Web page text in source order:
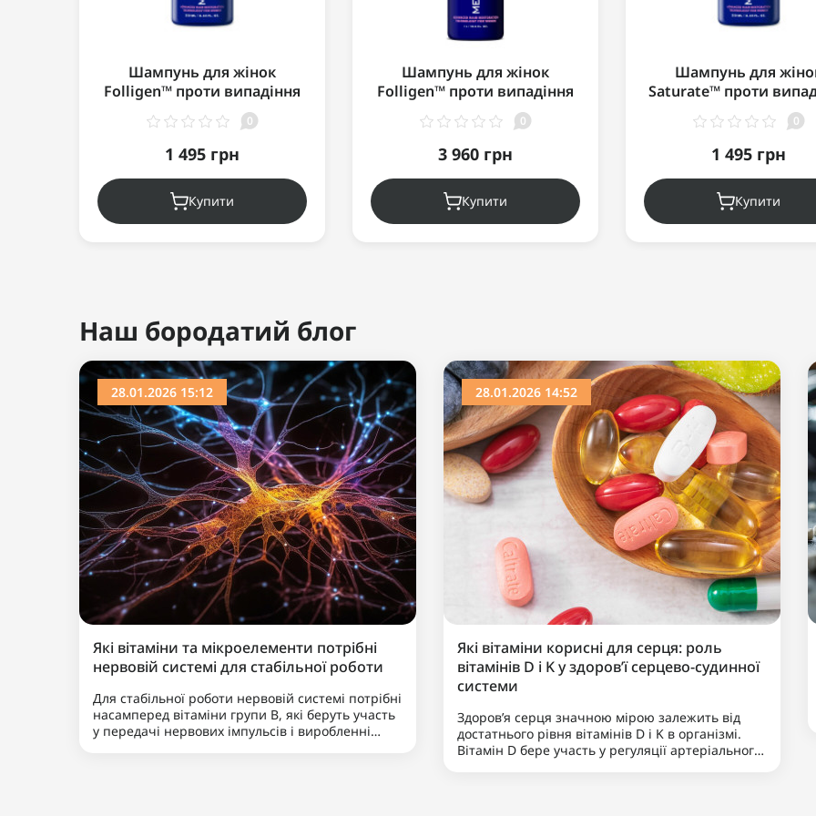
Шампунь для жінок
Folligen™ проти випадіння
волосся (для нормального
волосся/шкіри голови)
250мл
0
1 495 грн
Купити
Шампунь для жінок
Folligen™ проти випадіння
волосся (для нормального
волосся/шкіри голови)
1000мл
0
3 960 грн
Купити
Шампунь для
Saturate™ проти
волосся (для сухої
голови/волосся)
0
1 495 грн
Купити
Наш бородатий блог
28.01.2026 15:12
Які вітаміни та мікроелементи потрібні
нервовій системі для стабільної роботи
Для стабільної роботи нервовій системі потрібні
насамперед вітаміни групи B, які беруть участь
у передачі нервових імпульсів і виробленні
28.01.2026 14:52
Які вітаміни корисні для серця: роль
вітамінів D і K у здоров’ї серцево-судинної
системи
Здоров’я серця значною мірою залежить від
достатнього рівня вітамінів D і K в організмі.
Вітамін D бере участь у регуляції артеріального